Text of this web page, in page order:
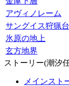
アヴィノレーム
サングイス狩猟
氷原の地上
玄方地界
ストーリー(潮汐
メインスト